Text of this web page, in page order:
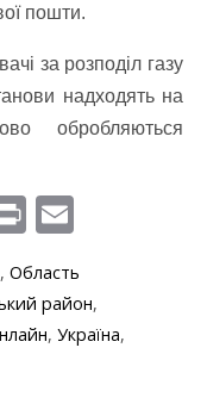
пошти.
за розподіл газу
надходять на
обробляються
Pr
in
t ai
l
, Область
район,
, Україна,